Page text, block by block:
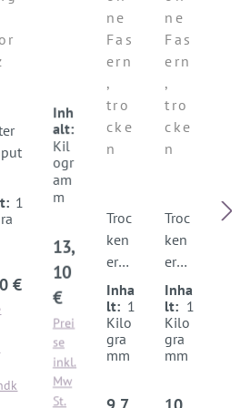
1
Preis:
€
z
T-
PA
IN
T
Inh
alt:
Kil
ogr
am
m
Regulärer Preis:
13,
10
€
Prei
se
inkl.
Mw
St.
np
utz
BA
SE
ne
Fas
ern
,
tro
cke
n
Troc
ken
er
Leh
mpu
tz
mit
Inha
lt: 1
Kilo
gra
mm
np
utz
BA
SE
ne
Fas
ern
,
tro
cke
n
Troc
ken
er
Leh
mpu
tz
mit
Inha
lt: 1
Kilo
gra
mm